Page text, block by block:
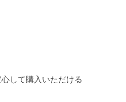
して購入いただける